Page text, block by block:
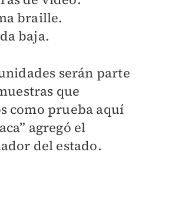
braille.
baja.
serán parte
que
como prueba aquí
agregó el
del estado.